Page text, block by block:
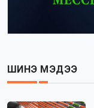
ШИНЭ МЭДЭЭ